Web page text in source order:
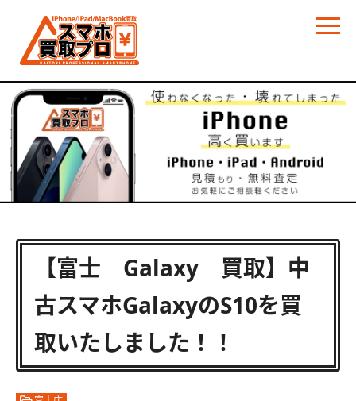
【富士 Galaxy 買取】中
古スマホGalaxyのS10を買
取いたしました！！